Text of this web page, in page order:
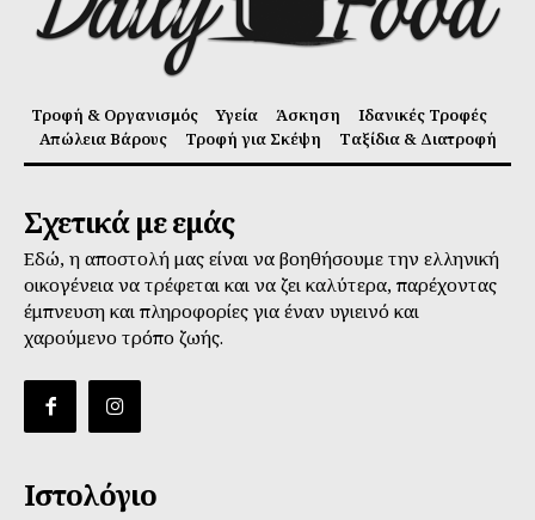
Τροφή & Οργανισμός Υγεία Άσκηση
Ιδανικές Τροφές
Απώλεια Βάρους
Τροφή για Σκέψη Ταξίδια & Διατροφή
Σχετικά με εμάς
Εδώ, η αποστολή μας είναι να βοηθήσουμε την ελληνική
οικογένεια να τρέφεται και να ζει καλύτερα, παρέχοντας
έμπνευση και πληροφορίες για έναν υγιεινό και
χαρούμενο τρόπο ζωής.
Ιστολόγιο